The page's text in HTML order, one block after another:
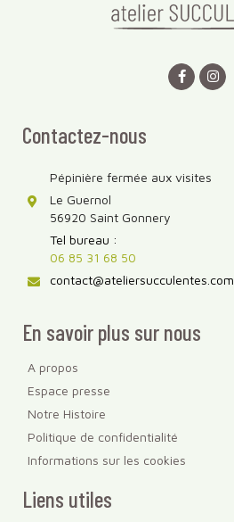
En savoir plus sur nous
A propos
Espace presse
Notre Histoire
Politique de confidentialité
Informations sur les cookies
Liens utiles
Contactez-nous
Pépinière fermée aux visites
Le Guernol
56920 Saint Gonnery
Tel bureau :
06 85 31 68 50
contact@ateliersucculentes.com